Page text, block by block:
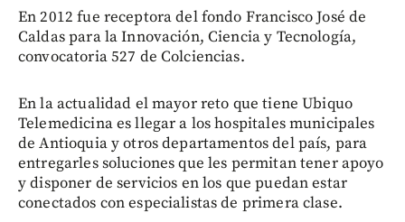
En 2012 fue receptora del fondo Francisco José de
Caldas para la Innovación, Ciencia y Tecnología,
convocatoria 527 de Colciencias.
En la actualidad el mayor reto que tiene Ubiquo
Telemedicina es llegar a los hospitales municipales
de Antioquia y otros departamentos del país, para
entregarles soluciones que les permitan tener apoyo
y disponer de servicios en los que puedan estar
conectados con especialistas de primera clase.